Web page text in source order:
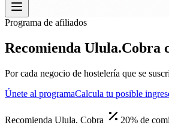
Programa de afiliados
Recomienda Ulula.Cobra
Por cada negocio de hostelería que se
Únete al programaCalcula tu posible
Recomienda Ulula. Cobra 20% de